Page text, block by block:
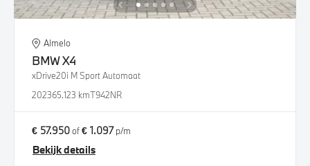
Almelo
BMWX4
xDrive20i M Sport Automaat
202365.123 kmT942NR
€ 57.950of€ 1.097p/m
Bekijk details